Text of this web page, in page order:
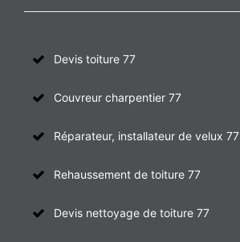
Devis toiture 77
Couvreur charpentier 77
Réparateur, installateur de velux 77
Rehaussement de toiture 77
Devis nettoyage de toiture 77